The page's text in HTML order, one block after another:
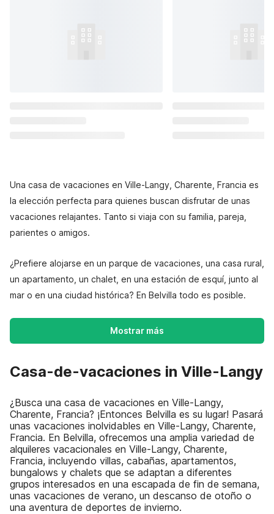
Una casa de vacaciones en Ville-Langy, Charente, Francia es
la elección perfecta para quienes buscan disfrutar de unas
vacaciones relajantes. Tanto si viaja con su familia, pareja,
parientes o amigos.
¿Prefiere alojarse en un parque de vacaciones, una casa rural,
un apartamento, un chalet, en una estación de esquí, junto al
mar o en una ciudad histórica? En Belvilla todo es posible.
Mostrar más
Casa-de-vacaciones in Ville-Langy
¿Busca una casa de vacaciones en Ville-Langy,
Charente, Francia? ¡Entonces Belvilla es su lugar! Pasará
unas vacaciones inolvidables en Ville-Langy, Charente,
Francia. En Belvilla, ofrecemos una amplia variedad de
alquileres vacacionales en Ville-Langy, Charente,
Francia, incluyendo villas, cabañas, apartamentos,
bungalows y chalets que se adaptan a diferentes
grupos interesados en una escapada de fin de semana,
unas vacaciones de verano, un descanso de otoño o
una aventura de deportes de invierno.